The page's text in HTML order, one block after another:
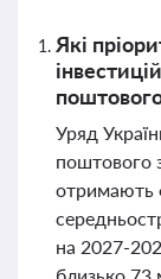
Які
Уряд
поштового
отримають
на 2027-